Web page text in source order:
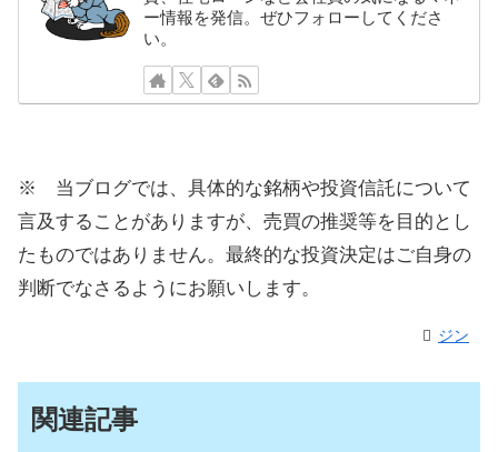
ー情報を発信。ぜひフォローしてくださ
い。
※ 当ブログでは、具体的な銘柄や投資信託について
言及することがありますが、売買の推奨等を目的とし
たものではありません。最終的な投資決定はご自身の
判断でなさるようにお願いします。
ジン
関連記事